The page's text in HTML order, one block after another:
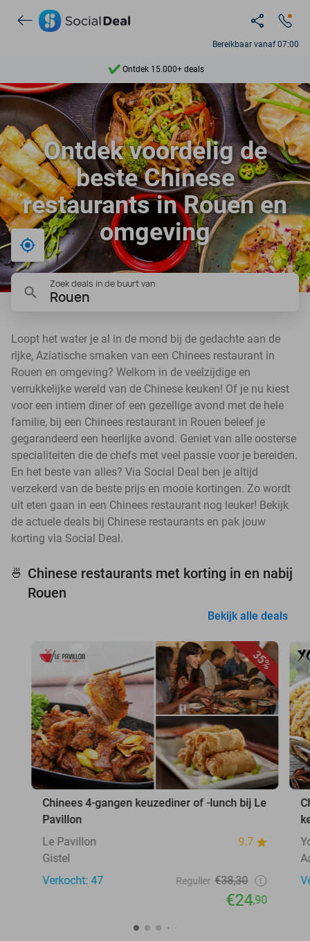
Bereikbaar vanaf 07:00
Ontdek 15.000+ deals
7 dagen per week beschikbaar
10+ miljoen leden
9,4
Ontdek 15.000+ deals
Ontdek voordelig de
beste Chinese
restaurants in Rouen en
omgeving
Bij mij in de buurt
Zoek deals in de buurt van
Rouen
Loopt het water je al in de mond bij de gedachte aan de
rijke, Aziatische smaken van een Chinees restaurant in
Rouen en omgeving? Welkom in de veelzijdige en
verrukkelijke wereld van de Chinese keuken! Of je nu kiest
voor een intiem diner of een gezellige avond met de hele
familie, bij een Chinees restaurant in Rouen beleef je
gegarandeerd een heerlijke avond. Geniet van alle oosterse
specialiteiten die de chefs met veel passie voor je bereiden.
En het beste van alles? Via Social Deal ben je altijd
verzekerd van de beste prijs en mooie kortingen. Zo wordt
uit eten gaan in een Chinees restaurant nog leuker! Bekijk
de actuele deals bij Chinese restaurants en pak jouw
korting via Social Deal.
🍜
Chinese restaurants met korting in en nabij
Rouen
Bekijk alle deals
35%
Chinees 4-gangen keuzediner of -lunch bij Le
Pavillon
Le Pavillon
9.7
Gistel
Verkocht: 47
Regulier €38,30
€24,90